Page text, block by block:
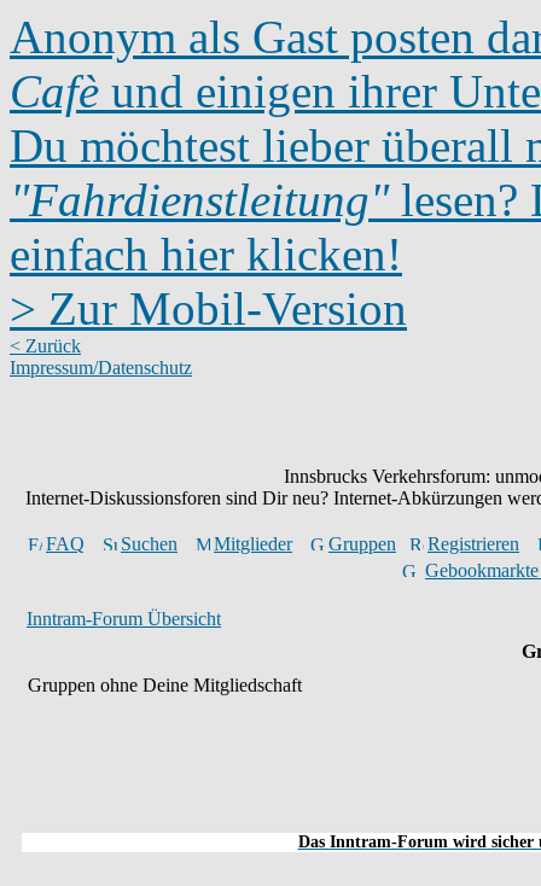
Anonym als Gast posten
Cafè und einigen ihrer
Du möchtest lieber überall
"Fahrdienstleitung"lesen?
einfach hier klicken!
> Zur Mobil-Version
< Zurück
Impressum/Datenschutz
Innsbrucks Verkehrsforum:
Internet-Diskussionsforen sind Dir neu? Internet-Abkürzungen
FAQ Suchen Mitglieder Gruppen
Registrieren
Inntram-Forum Übersicht
Gruppen ohne Deine Mitgliedschaft
Das Inntram-Forum wird sicher